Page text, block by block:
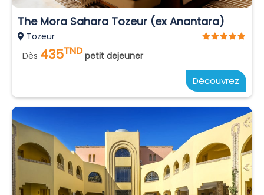
The Mora Sahara Tozeur (ex Anantara)
Tozeur
Dès 435TND petit dejeuner
Découvrez